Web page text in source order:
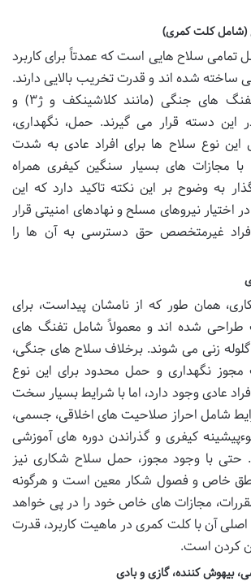
(شامل کلت کمری)
تمامی سلاح هایی است که عمدتاً برای کاربرد
ساخته شده اند و قدرت تخریب بالایی دارند.
کلت کمری، تفنگ های جنگی (مانند کلاشینکف و ژ۳) و
دسته قرار می گیرند. حمل، نگهداری،
نوع سلاح ها برای افراد عادی به شدت
با مجازات های بسیار سنگین کیفری همراه
به وضوح بر این نکته تاکید دارد که این
اختیار نیروهای مسلح و نهادهای امنیتی قرار
غیرمتخصص حق دسترسی به آن ها را
همان طور که از نامشان پیداست، برای
طراحی شده اند و معمولاً شامل تفنگ های
زنی می شوند. برخلاف سلاح های جنگی،
مجوز نگهداری و حمل محدود برای این نوع
عادی وجود دارد، اما با شرایط بسیار سخت
شامل احراز صلاحیت های اخلاقی، جسمی،
کیفری و گذراندن دوره های آموزشی
با وجود مجوز، حمل سلاح شکاری نیز
خاص و فصول شکار معین است و هرگونه
مجازات های خاص خود را در پی خواهد
آن با کلت کمری در ماهیت کاربرد، قدرت
کردن است.
بیهوش کننده، گازی و بادی